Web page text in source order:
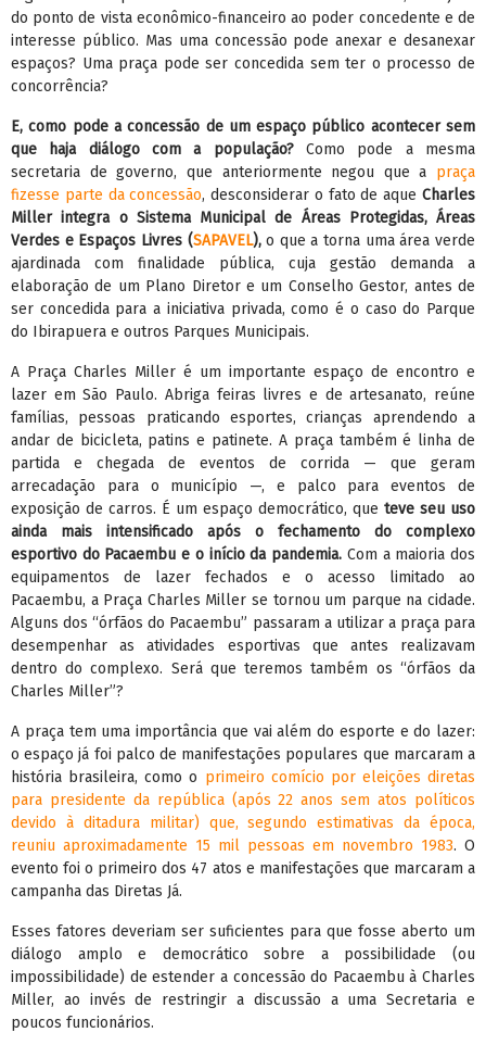
do ponto de vista econômico-financeiro ao poder concedente e de
interesse público. Mas uma concessão pode anexar e desanexar
espaços? Uma praça pode ser concedida sem ter o processo de
concorrência?
E, como pode a concessão de um espaço público acontecer sem
que haja diálogo com a população? Como pode a mesma
secretaria de governo, que anteriormente negou que a praça
fizesse parte da concessão, desconsiderar o fato de aqueCharles
Miller integra o Sistema Municipal de Áreas Protegidas, Áreas
Verdes e Espaços Livres (SAPAVEL),o que a torna uma área verde
ajardinada com finalidade pública, cuja gestão demanda a
elaboração de um Plano Diretor e um Conselho Gestor, antes de
ser concedida para a iniciativa privada, como é o caso do Parque
do Ibirapuera e outros Parques Municipais.
A Praça Charles Miller é um importante espaço de encontro e
lazer em São Paulo. Abriga feiras livres e de artesanato, reúne
famílias, pessoas praticando esportes, crianças aprendendo a
andar de bicicleta, patins e patinete. A praça também é linha de
partida e chegada de eventos de corrida — que geram
arrecadação para o município —, e palco para eventos de
exposição de carros. É um espaço democrático, que teve seu uso
ainda mais intensificado após o fechamento do complexo
esportivo do Pacaembu e o início da pandemia. Com a maioria dos
equipamentos de lazer fechados e o acesso limitado ao
Pacaembu, a Praça Charles Miller se tornou um parque na cidade.
Alguns dos “órfãos do Pacaembu” passaram a utilizar a praça para
desempenhar as atividades esportivas que antes realizavam
dentro do complexo. Será que teremos também os “órfãos da
Charles Miller”?
A praça tem uma importância que vai além do esporte e do lazer:
o espaço já foi palco de manifestações populares que marcaram a
história brasileira, como o primeiro comício por eleições diretas
para presidente da república (após 22 anos sem atos políticos
devido à ditadura militar) que, segundo estimativas da época,
reuniu aproximadamente 15 mil pessoas em novembro 1983. O
evento foi o primeiro dos 47 atos e manifestações que marcaram a
campanha das Diretas Já.
Esses fatores deveriam ser suficientes para que fosse aberto um
diálogo amplo e democrático sobre a possibilidade (ou
impossibilidade) de estender a concessão do Pacaembu à Charles
Miller, ao invés de restringir a discussão a uma Secretaria e
poucos funcionários.